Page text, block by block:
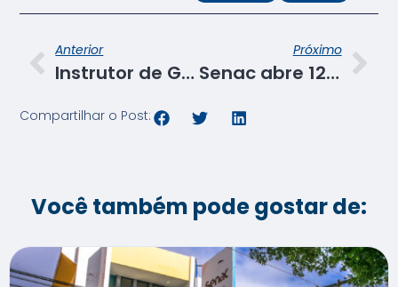
Anterior
Instrutor de Gastronomia do Senac SE participa de curso de panificação avançada em São Paulo
Próximo
Senac abre 120 vagas em cursos gratuitos em Aracaju
Compartilhar o Post:
Você também pode gostar de: